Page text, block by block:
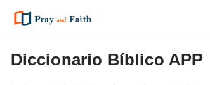
al
Diccionario Bíblico APP